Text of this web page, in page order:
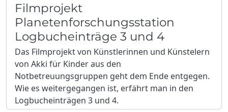
Filmprojekt
Planetenforschungsstation
Logbucheinträge 3 und 4
Das Filmprojekt von Künstlerinnen und Künstelern
von Akki für Kinder aus den
Notbetreuungsgruppen geht dem Ende entgegen.
Wie es weitergegangen ist, erfährt man in den
Logbucheinträgen 3 und 4.